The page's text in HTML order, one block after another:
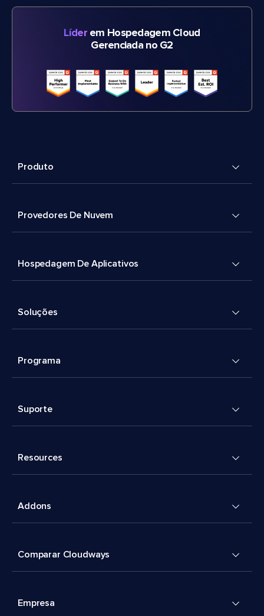
Líderem Hospedagem Cloud
Gerenciada no G2
Produto
Provedores De Nuvem
Hospedagem De Aplicativos
Soluções
Programa
Suporte
Resources
Addons
Comparar Cloudways
Empresa